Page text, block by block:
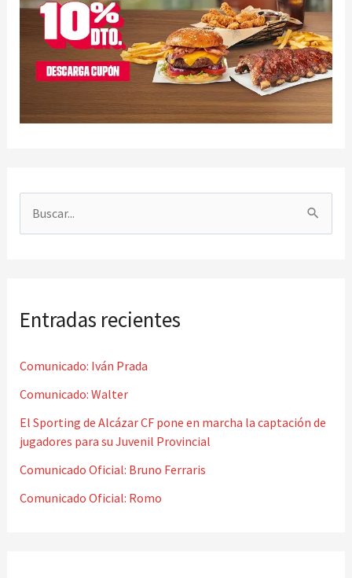
a
p
o
r
:
Entradas recientes
Comunicado: Iván Prada
Comunicado: Walter
El Sporting de Alcázar CF pone en marcha la captación de
jugadores para su Juvenil Provincial
Comunicado Oficial: Bruno Ferraris
Comunicado Oficial: Romo